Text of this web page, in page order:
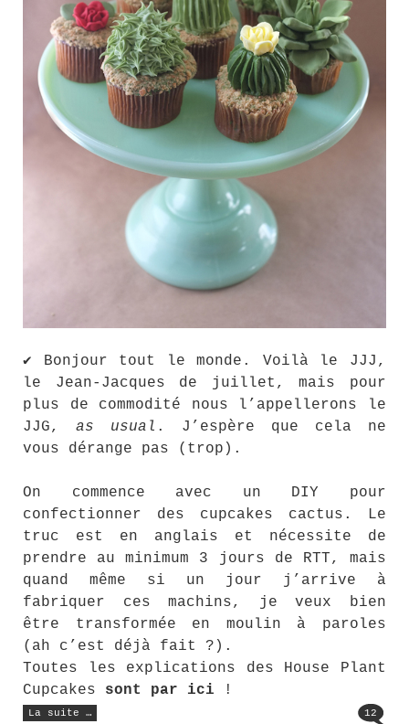
✔ Bonjour tout le monde. Voilà le JJJ,
le Jean-Jacques de juillet, mais pour
plus de commodité nous l’appellerons le
JJG, as usual . J’espère que cela ne
vous dérange pas (trop).
On commence avec un DIY pour
confectionner des cupcakes cactus. Le
truc est en anglais et nécessite de
prendre au minimum 3 jours de RTT, mais
quand même si un jour j’arrive à
fabriquer ces machins, je veux bien
être transformée en moulin à paroles
(ah c’est déjà fait ?).
Toutes les explications des House Plant
Cupcakes sont par ici !
La suite …
« Le
Jean-
12